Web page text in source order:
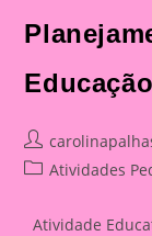
Post
author:
PostAtividades
Atividade